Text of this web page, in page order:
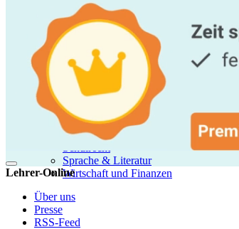
Partnerportal "Handwerk macht Schule"
Berufs- & Arbeitswelt
Besondere Förderung
Fächerübergreifend
Feste & Feiertage
Geschichte & Politik
Klima, Umwelt, Nachhaltigkeit
Kulturelle Bildung
Mediennutzung & Medienkompetenz
MINT
Schulentwicklung und Organisation
Sprache & Literatur
Wirtschaft und Finanzen
Lehrer-Online
Über uns
Presse
RSS-Feed